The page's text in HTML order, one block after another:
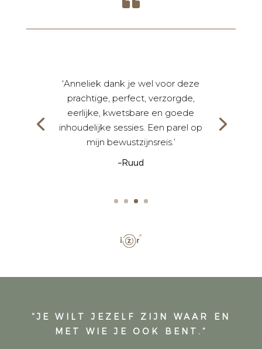
‘Anneliek dank je wel voor deze
prachtige, perfect, verzorgde,
eerlijke, kwetsbare en goede
inhoudelijke sessies. Een parel op
mijn bewustzijnsreis.’
–Ruud
“JE WILT JEZELF ZIJN WAAR EN
MET WIE JE OOK BENT.”